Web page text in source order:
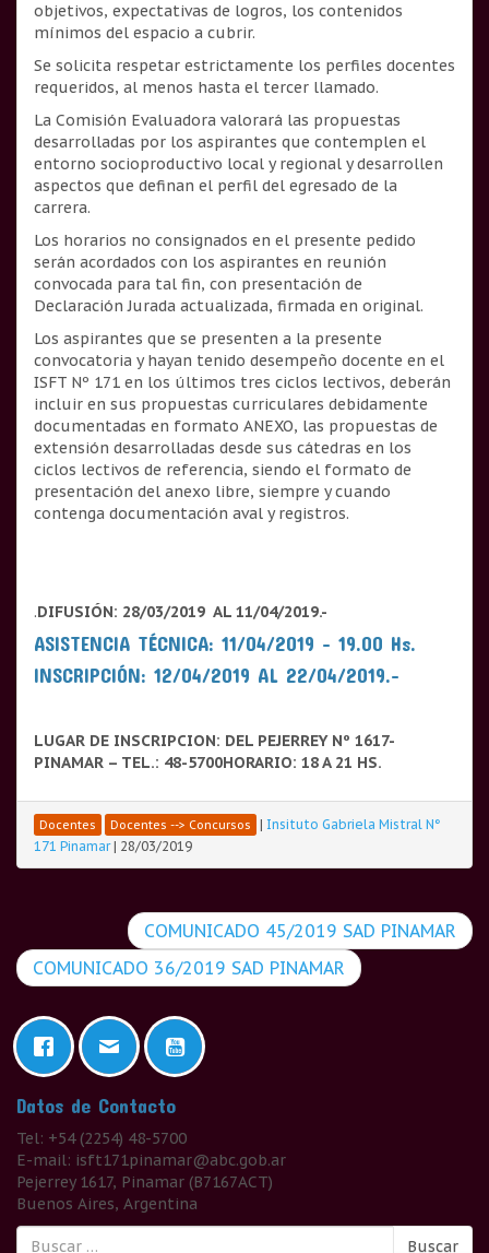
objetivos, expectativas de logros, los contenidos
mínimos del espacio a cubrir.
Se solicita respetar estrictamente los perfiles docentes
requeridos, al menos hasta el tercer llamado.
La Comisión Evaluadora valorará las propuestas
desarrolladas por los aspirantes que contemplen el
entorno socioproductivo local y regional y desarrollen
aspectos que definan el perfil del egresado de la
carrera.
Los horarios no consignados en el presente pedido
serán acordados con los aspirantes en reunión
convocada para tal fin, con presentación de
Declaración Jurada actualizada, firmada en original.
Los aspirantes que se presenten a la presente
convocatoria y hayan tenido desempeño docente en el
ISFT Nº 171 en los últimos tres ciclos lectivos, deberán
incluir en sus propuestas curriculares debidamente
documentadas en formato ANEXO, las propuestas de
extensión desarrolladas desde sus cátedras en los
ciclos lectivos de referencia, siendo el formato de
presentación del anexo libre, siempre y cuando
contenga documentación aval y registros.
.DIFUSIÓN: 28/03/2019 AL 11/04/2019.-
ASISTENCIA TÉCNICA: 11/04/2019 – 19.00 Hs.
INSCRIPCIÓN: 12/04/2019 AL 22/04/2019.-
LUGAR DE INSCRIPCION: DEL PEJERREY Nº 1617-
PINAMAR – TEL.: 48-5700HORARIO: 18 A 21 HS.
Docentes Docentes --> Concursos | Insituto Gabriela Mistral N°
171 Pinamar | 28/03/2019
COMUNICADO 45/2019 SAD PINAMAR
COMUNICADO 36/2019 SAD PINAMAR
Datos de Contacto
Tel: +54 (2254) 48-5700
E-mail: isft171pinamar@abc.gob.ar
Pejerrey 1617, Pinamar (B7167ACT)
Buenos Aires, Argentina
Buscar:
Buscar